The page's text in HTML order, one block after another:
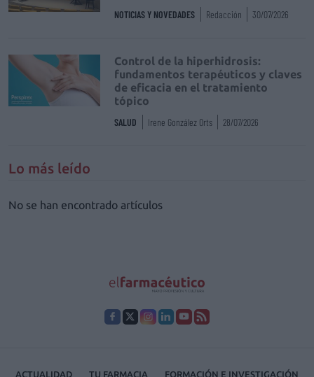
NOTICIAS Y NOVEDADES Redacción 30/07/2026
Control de la hiperhidrosis:
fundamentos terapéuticos y claves
de eficacia en el tratamiento
tópico
SALUD Irene González Orts 28/07/2026
Lo más leído
No se han encontrado artículos
ACTUALIDAD TU FARMACIA FORMACIÓN E INVESTIGACIÓN